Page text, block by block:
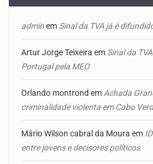
adminem Sinal da TVA já é
Artur Jorge Teixeira em Sinal da
Portugal pela MEO
Orlando montrond em Achada
criminalidade violenta em Cabo
Mário Wilson cabral da Moura em
entre jovens e decisores políticos